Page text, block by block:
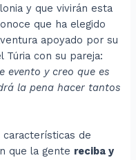
y que vivirán esta
que ha elegido
apoyado por su
Túria con su pareja:
evento y creo que es
la pena hacer tantos
características de
que la gente reciba y